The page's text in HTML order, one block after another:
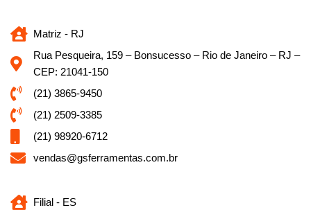
Matriz - RJ
Rua Pesqueira, 159 – Bonsucesso – Rio de Janeiro – RJ –
CEP: 21041-150
(21) 3865-9450
(21) 2509-3385
(21) 98920-6712
vendas@gsferramentas.com.br
Filial - ES